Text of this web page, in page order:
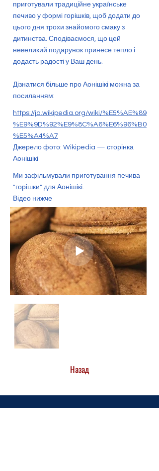
приготували традиційне українське
печиво у формі горішків, щоб додати до
цього дня трохи знайомого смаку з
дитинства. Сподіваємося, що цей
невеликий подарунок принесе тепло і
додасть радості у Ваш день.
Дізнатися більше про Аонішікі можна за
посиланням:
https://ja.wikipedia.org/wiki/%E5%AE%89
%E9%9D%92%E9%8C%A6%E6%96%B0
%E5%A4%A7
Джерело фото: Wikipedia — сторінка
Аонішікі
Ми зафільмували приготування печива
"горішки" для Аонішікі.
Відео нижче
Назад